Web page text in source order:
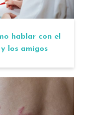
hablar con el
los amigos